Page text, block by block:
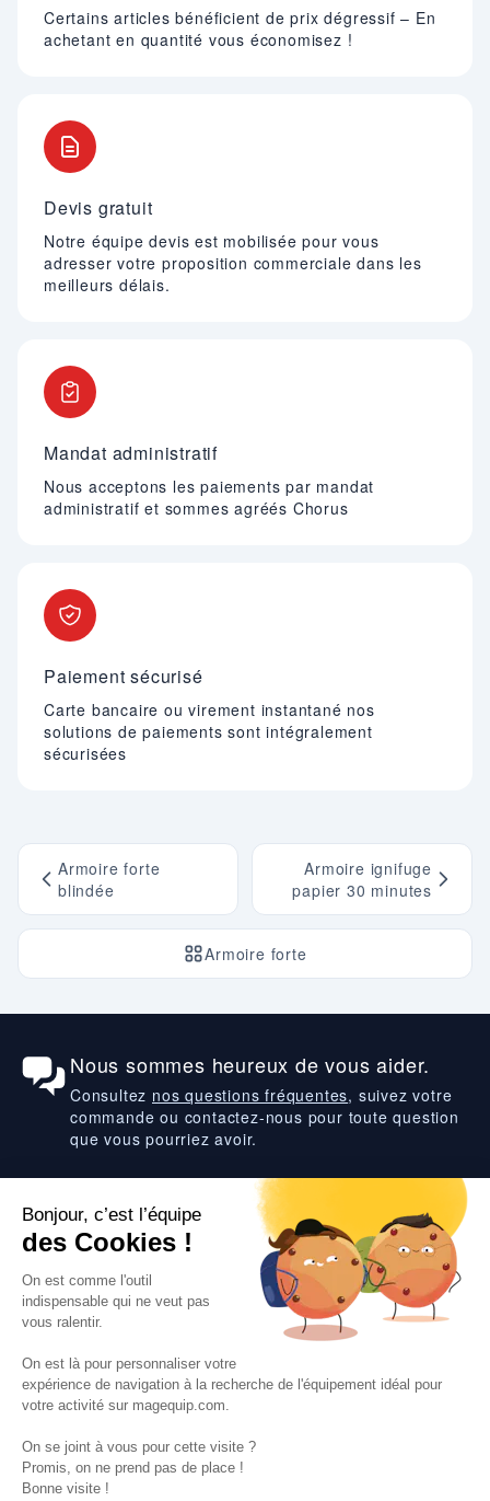
Certains articles bénéficient de prix dégressif – En
achetant en quantité vous économisez !
Devis gratuit
Notre équipe devis est mobilisée pour vous
adresser votre proposition commerciale dans les
meilleurs délais.
Mandat administratif
Nous acceptons les paiements par mandat
administratif et sommes agréés Chorus
Paiement sécurisé
Carte bancaire ou virement instantané nos
solutions de paiements sont intégralement
sécurisées
Armoire forte
blindée
Armoire forte
Armoire ignifuge
papier 30 minutes
Nous sommes heureux de vous aider.
Consultez nos questions fréquentes, suivez votre
commande ou contactez-nous pour toute question
que vous pourriez avoir.
Suivez-nous
VOS SERVICES
VOS DEMANDES
NOTRE SOCIETE